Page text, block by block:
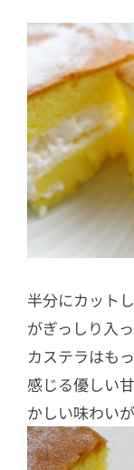
半分にカット
がぎっしり入
カステラはも
感じる優しい
かしい味わい